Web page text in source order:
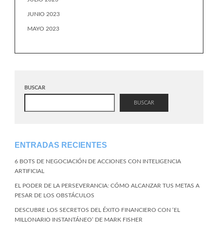
JUNIO 2023
MAYO 2023
BUSCAR
BUSCAR
ENTRADAS RECIENTES
6 BOTS DE NEGOCIACIÓN DE ACCIONES CON INTELIGENCIA
ARTIFICIAL
EL PODER DE LA PERSEVERANCIA: CÓMO ALCANZAR TUS METAS A
PESAR DE LOS OBSTÁCULOS
DESCUBRE LOS SECRETOS DEL ÉXITO FINANCIERO CON ‘EL
MILLONARIO INSTANTÁNEO’ DE MARK FISHER